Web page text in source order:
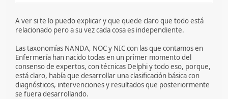
A ver si te lo puedo explicar y que quede claro que todo está
relacionado pero a su vez cada cosa es independiente.
Las taxonomías NANDA, NOC y NIC con las que contamos en
Enfermería han nacido todas en un primer momento del
consenso de expertos, con técnicas Delphi y todo eso, porque,
está claro, había que desarrollar una clasificación básica con
diagnósticos, intervenciones y resultados que posteriormente
se fuera desarrollando.